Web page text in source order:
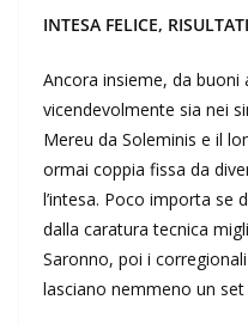
INTESA FELICE,
Ancora insieme, da buoni
vicendevolmente sia nei
Mereu da Soleminis e il
ormai coppia fissa da
l’intesa. Poco importa se
dalla caratura tecnica
Saronno, poi i
lasciano nemmeno un